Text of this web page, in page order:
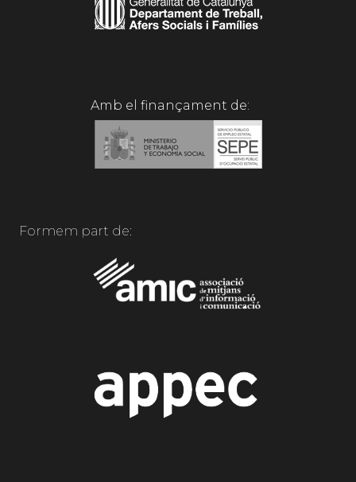
Amb el finançament de:
Formem part de: